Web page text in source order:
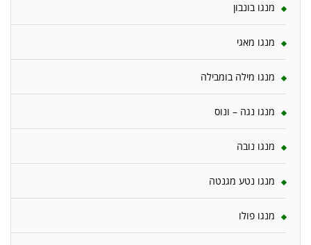
מנגו בונבון
מנגו מאגי
מנגו מילה בומבילה
מנגו נגה – ונוס
מנגו נובה
מנגו נטע מגנטה
מנגו פולו